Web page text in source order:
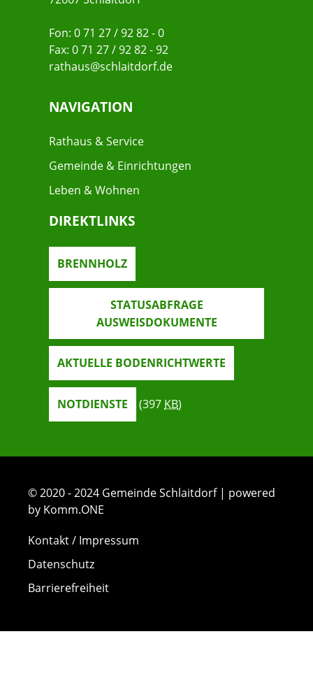
Fon: 0 71 27 / 92 82 - 0
Fax: 0 71 27 / 92 82 - 92
rathaus@schlaitdorf.de
NAVIGATION
Rathaus & Service
Gemeinde & Einrichtungen
Leben & Wohnen
DIREKTLINKS
BRENNHOLZ
STATUSABFRAGE
AUSWEISDOKUMENTE
AKTUELLE BODENRICHTWERTE
NOTDIENSTE (397 KB)
© 2020 - 2024 Gemeinde Schlaitdorf | powered
by Komm.ONE
Kontakt / Impressum
Datenschutz
Barrierefreiheit